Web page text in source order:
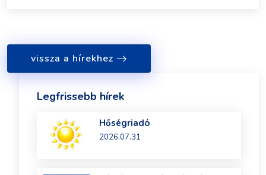
vissza a hírekhez
Legfrissebb hírek
Hőségriadó
2026.07.31